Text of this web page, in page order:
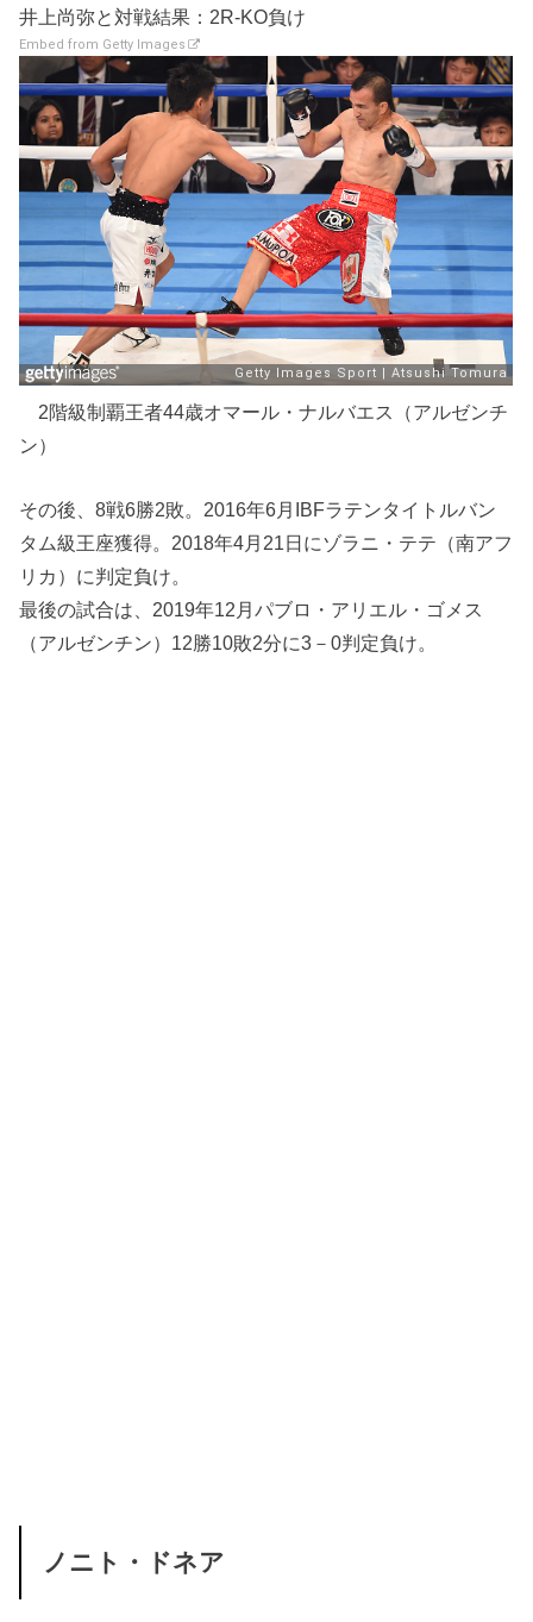
井上尚弥と対戦結果：2R-KO負け
Embed from Getty Images
2階級制覇王者44歳オマール・ナルバエス（アルゼンチ
ン）
その後、8戦6勝2敗。2016年6月IBFラテンタイトルバン
タム級王座獲得。2018年4月21日にゾラニ・テテ（南アフ
リカ）に判定負け。
最後の試合は、2019年12月パブロ・アリエル・ゴメス
（アルゼンチン）12勝10敗2分に3－0判定負け。
ノニト・ドネア